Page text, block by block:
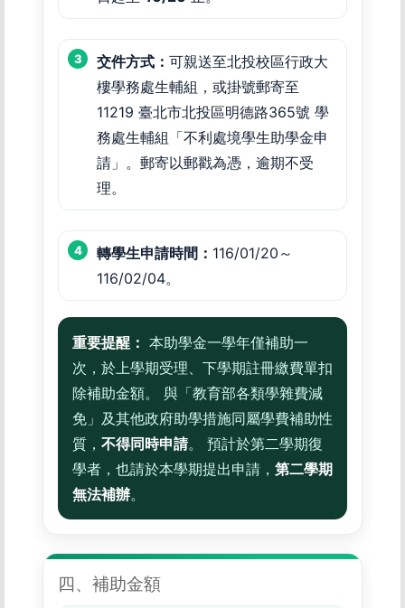
交件方式： 可親送至北投校區行政大
樓學務處生輔組，或掛號郵寄至
11219 臺北市北投區明德路365號 學
務處生輔組「不利處境學生助學金申
請」。郵寄以郵戳為憑，逾期不受
理。
轉學生申請時間： 116/01/20～
116/02/04。
重要提醒： 本助學金一學年僅補助一
次，於上學期受理、下學期註冊繳費單扣
除補助金額。 與「教育部各類學雜費減
免」及其他政府助學措施同屬學費補助性
質， 不得同時申請。 預計於第二學期復
學者，也請於本學期提出申請， 第二學期
無法補辦。
四、補助金額